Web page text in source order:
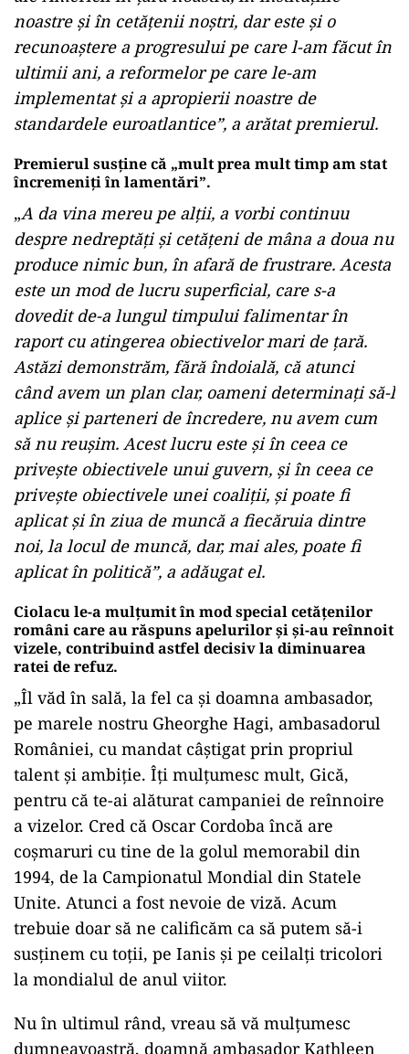
noastre şi în cetăţenii noştri, dar este şi o
recunoaştere a progresului pe care l-am făcut în
ultimii ani, a reformelor pe care le-am
implementat şi a apropierii noastre de
standardele euroatlantice”, a arătat premierul.
Premierul susține că „mult prea mult timp am stat
încremeniţi în lamentări”.
„A da vina mereu pe alţii, a vorbi continuu
despre nedreptăţi şi cetăţeni de mâna a doua nu
produce nimic bun, în afară de frustrare. Acesta
este un mod de lucru superficial, care s-a
dovedit de-a lungul timpului falimentar în
raport cu atingerea obiectivelor mari de ţară.
Astăzi demonstrăm, fără îndoială, că atunci
când avem un plan clar, oameni determinaţi să-l
aplice şi parteneri de încredere, nu avem cum
să nu reuşim. Acest lucru este şi în ceea ce
priveşte obiectivele unui guvern, şi în ceea ce
priveşte obiectivele unei coaliţii, şi poate fi
aplicat şi în ziua de muncă a fiecăruia dintre
noi, la locul de muncă, dar, mai ales, poate fi
aplicat în politică”, a adăugat el.
Ciolacu le-a mulțumit în mod special cetăţenilor
români care au răspuns apelurilor şi şi-au reînnoit
vizele, contribuind astfel decisiv la diminuarea
ratei de refuz.
„Îl văd în sală, la fel ca şi doamna ambasador,
pe marele nostru Gheorghe Hagi, ambasadorul
României, cu mandat câştigat prin propriul
talent şi ambiţie. Îţi mulţumesc mult, Gică,
pentru că te-ai alăturat campaniei de reînnoire
a vizelor. Cred că Oscar Cordoba încă are
coşmaruri cu tine de la golul memorabil din
1994, de la Campionatul Mondial din Statele
Unite. Atunci a fost nevoie de viză. Acum
trebuie doar să ne calificăm ca să putem să-i
susţinem cu toţii, pe Ianis şi pe ceilalţi tricolori
la mondialul de anul viitor.
Nu în ultimul rând, vreau să vă mulţumesc
dumneavoastră, doamnă ambasador Kathleen